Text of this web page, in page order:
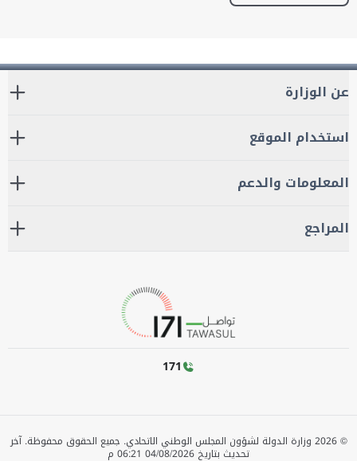
عن الوزارة
استخدام الموقع
المعلومات والدعم
المراجع
171
©
2026 وزارة الدولة لشؤون المجلس الوطني الاتحادي. جميع الحقوق محفوظة.آخر
تحديث بتاريخ 04/08/2026 06:21 م